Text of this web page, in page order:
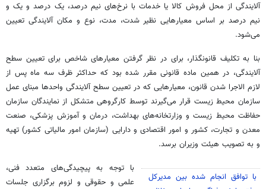
آلایندگی از محل فروش کالا یا خدمات با نرخ‌های نیم درصد، یک درصد و یک و
نیم درصد بر اساس معیارهایی نظیر شدت، مدت، نوع و مکان آلایندگی تعیین
می‌شود.
بنا به تکلیف قانونگذار، برای در نظر گرفتن معیارهای شاخص برای تعیین سطح
آلایندگی، در همین ماده قانونی مقرر شده بود که حداکثر ظرف سه ماه پس از
لازم الاجرا شدن قانون، معیارهایی که در تعیین سطح آلایندگی واحدها مبنای عمل
سازمان محیط زیست قرار می‌گیرند توسط کارگروهی متشکل از نمایندگان سازمان
حفاظت محیط زیست و وزارتخانه‌های بهداشت، درمان و آموزش پزشکی، صنعت
معدن و تجارت، کشور و امور اقتصادی و دارایی (سازمان امور مالیاتی کشور) تهیه
و به تصویب هیئت وزیران برسد.
با توافق انجام شده بین مدیرکل
با توجه به پیچیدگی‌های متعدد فنی،
علمی و حقوقی و لزوم برگزاری جلسات